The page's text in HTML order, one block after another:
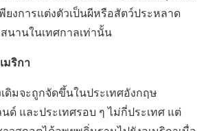
ยงการแต่งตัวเป็นผีหรือสัตว์ประหลาด
นานในเทศกาลเท่านั้น
มริกา
ดิมจะถูกจัดขึ้นในประเทศอังกฤษ
ด์ และประเทศรอบ ๆ ไม่กี่ประเทศ แต่